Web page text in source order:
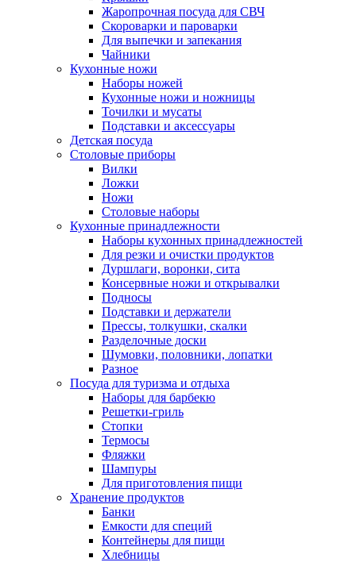
Жаропрочная посуда для СВЧ
Скороварки и пароварки
Для выпечки и запекания
Чайники
Кухонные ножи
Наборы ножей
Кухонные ножи и ножницы
Точилки и мусаты
Подставки и аксессуары
Детская посуда
Столовые приборы
Вилки
Ложки
Ножи
Столовые наборы
Кухонные принадлежности
Наборы кухонных принадлежностей
Для резки и очистки продуктов
Дуршлаги, воронки, сита
Консервные ножи и открывалки
Подносы
Подставки и держатели
Прессы, толкушки, скалки
Разделочные доски
Шумовки, половники, лопатки
Разное
Посуда для туризма и отдыха
Наборы для барбекю
Решетки-гриль
Стопки
Термосы
Фляжки
Шампуры
Для приготовления пищи
Хранение продуктов
Банки
Емкости для специй
Контейнеры для пищи
Хлебницы